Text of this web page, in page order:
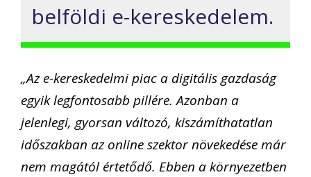
belföldi e-kereskedelem.
„Az e-kereskedelmi piac a digitális gazdaság
egyik legfontosabb pillére. Azonban a
jelenlegi, gyorsan változó, kiszámíthatatlan
időszakban az online szektor növekedése már
nem magától értetődő. Ebben a környezetben